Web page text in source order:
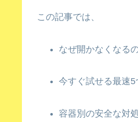
この記事では、
なぜ開かなくなる
今すぐ試せる最速5
容器別の安全な対